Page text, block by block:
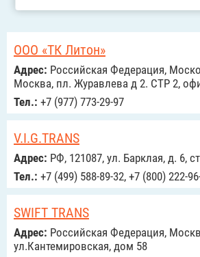
ООО «ТК Литон»
Адрес: Российcкая Федерация,
Москва, пл. Журавлева д 2. СТР 2,
Тел.: +7 (977) 773-29-97
V.I.G.TRANS
Адрес: РФ, 121087, ул. Барклая, д. 6,
Тел.: +7 (499) 588-89-32, +7 (800) 222-
SWIFT TRANS
Адрес: Российcкая Федерация,
ул.Кантемировская, дом 58